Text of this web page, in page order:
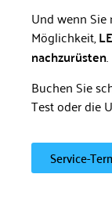
Und wenn
Möglichkeit,
nachzurüsten.
Buchen Sie
Test oder die
Service-